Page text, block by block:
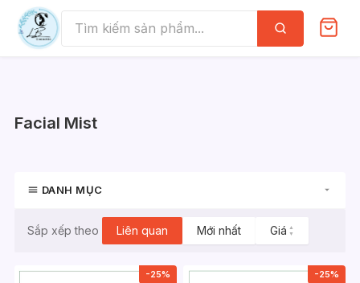
Skip
content
Tìm
kiếm
Facial Mist
DANH MỤC
Sắp xếp theo Liên quan Mới nhất Giá ▲
▼
-25% -25%